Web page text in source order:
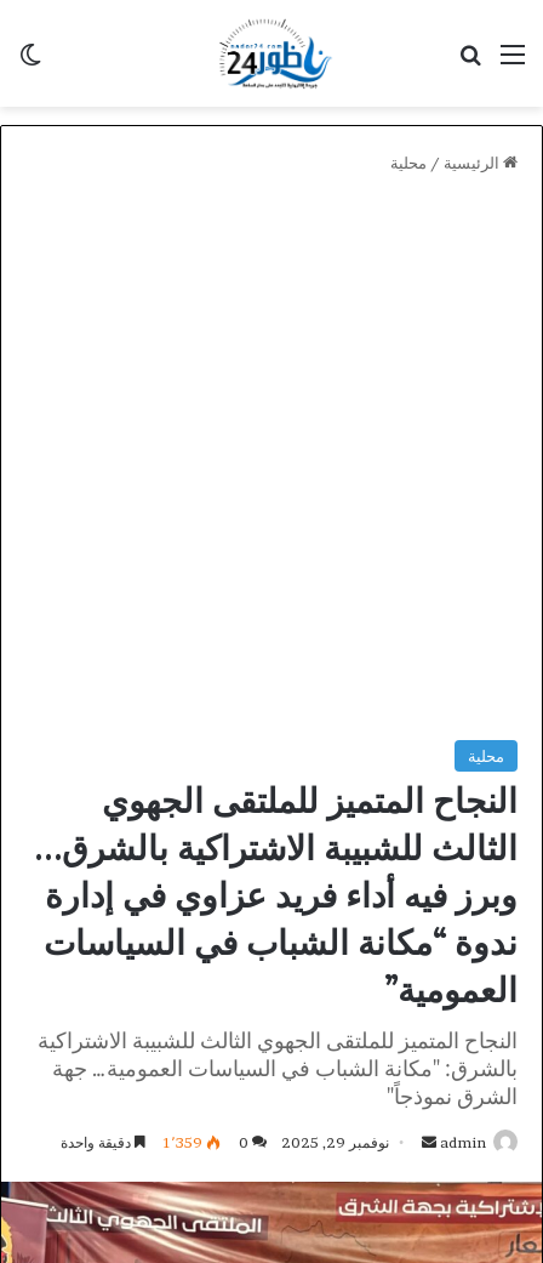
القائمة
الرئيسية / محلية
محلية
النجاح المتميز للملتقى الجهوي
الثالث للشبيبة الاشتراكية بالشرق…
وبرز فيه أداء فريد عزاوي في إدارة
ندوة “مكانة الشباب في السياسات
العمومية”
النجاح المتميز للملتقى الجهوي الثالث للشبيبة الاشتراكية
بالشرق: "مكانة الشباب في السياسات العمومية… جهة
الشرق نموذجاً"
admin
أرسل
إلكترونيا
نوفمبر 29, 2025 0 1٬359 دقيقة واحدة